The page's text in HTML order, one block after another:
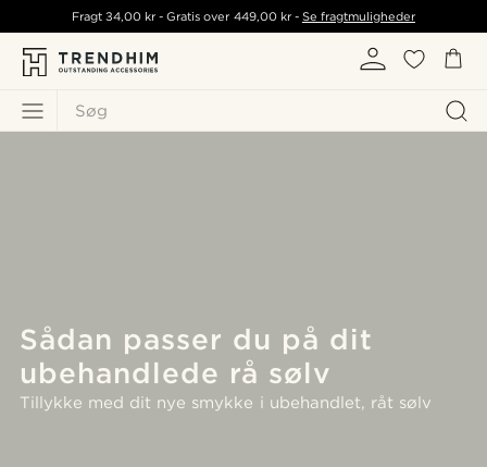
Søg
Fragt34,00 kr - Gratis over 449,00 kr- Se fragtmuligheder
Sådan passer du på dit
ubehandlede rå sølv
Tillykke med dit nye smykke i ubehandlet, råt sølv